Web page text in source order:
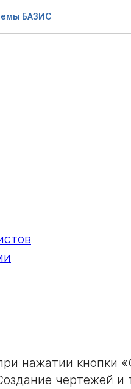
БАЗИС
нажатии кнопки
чертежей и